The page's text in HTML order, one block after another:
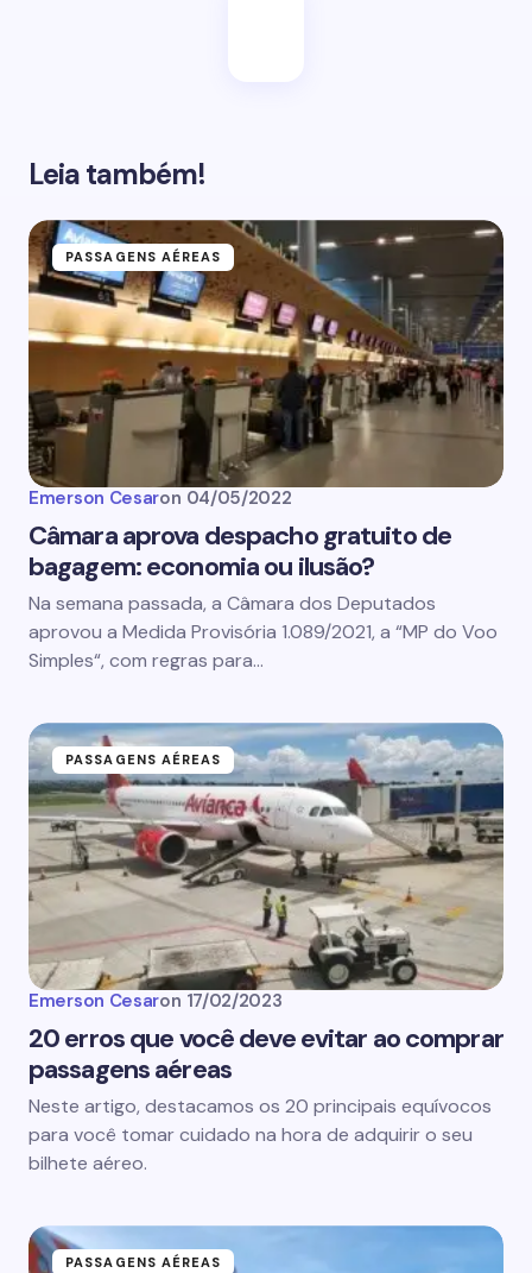
Leia também!
PASSAGENS AÉREAS
Emerson Cesaron 04/05/2022
Câmara aprova despacho gratuito de
bagagem: economia ou ilusão?
Na semana passada, a Câmara dos Deputados
aprovou a Medida Provisória 1.089/2021, a “MP do Voo
Simples“, com regras para…
PASSAGENS AÉREAS
Emerson Cesaron 17/02/2023
20 erros que você deve evitar ao comprar
passagens aéreas
Neste artigo, destacamos os 20 principais equívocos
para você tomar cuidado na hora de adquirir o seu
bilhete aéreo.
PASSAGENS AÉREAS